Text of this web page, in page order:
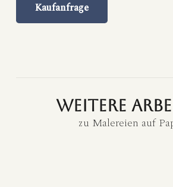
Kaufanfrage
weitere
zu Malereien auf